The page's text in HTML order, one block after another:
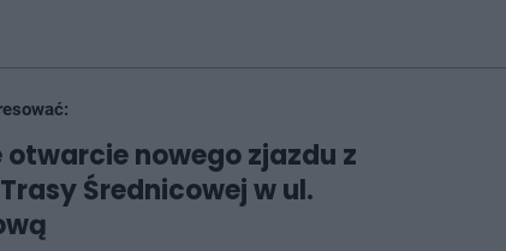
otwarcie nowego zjazdu z
Średnicowej w ul.